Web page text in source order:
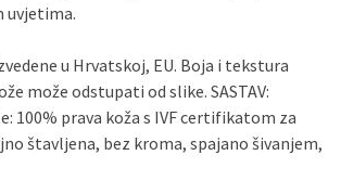
uvjetima.
u Hrvatskoj, EU. Boja i tekstura
može odstupati od slike. SASTAV:
100% prava koža s IVF certifikatom za
štavljena, bez kroma, spajano šivanjem,